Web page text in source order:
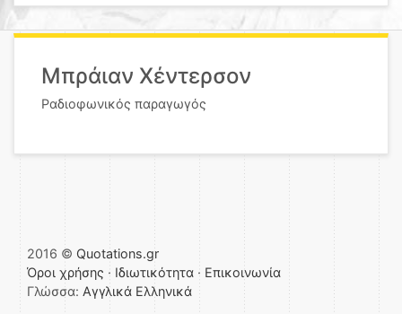
Μπράιαν Χέντερσον
Ραδιοφωνικός παραγωγός
2016 © Quotations.gr
Όροι χρήσης · Ιδιωτικότητα · Επικοινωνία
Γλώσσα: Αγγλικά Ελληνικά